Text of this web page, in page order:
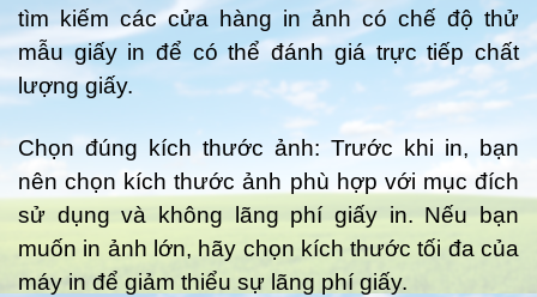
tìm kiếm các cửa hàng in ảnh có chế độ thử
mẫu giấy in để có thể đánh giá trực tiếp chất
lượng giấy.
Chọn đúng kích thước ảnh: Trước khi in, bạn
nên chọn kích thước ảnh phù hợp với mục đích
sử dụng và không lãng phí giấy in. Nếu bạn
muốn in ảnh lớn, hãy chọn kích thước tối đa của
máy in để giảm thiểu sự lãng phí giấy.